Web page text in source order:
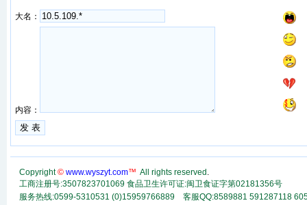
大名：
内容：
Copyright© www.wyszyt.com™ All rights reserved .
工商注册号:3507823701069 食品卫生许可证:闽卫食证字第02181356号
服务热线:0599-5310531 (0)15959766889 客服QQ:8589881 591287118